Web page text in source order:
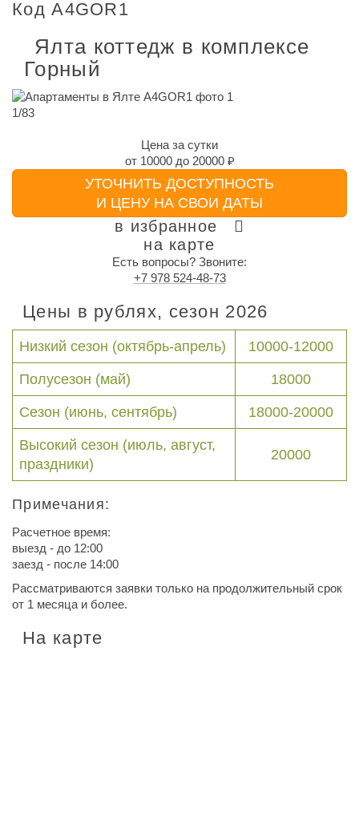
Код A4GOR1
Ялта коттедж в комплексе
Горный
1/83
Цена за сутки
от 10000до 20000 ₽
УТОЧНИТЬ ДОСТУПНОСТЬ
И ЦЕНУ НА СВОИ ДАТЫ
в избранное
на карте
Есть вопросы? Звоните:
+7 978 524-48-73
Цены в рублях, сезон 2026
Низкий сезон (октябрь-апрель) 10000-12000
Полусезон (май) 18000
Сезон (июнь, сентябрь) 18000-20000
Высокий сезон (июль, август,
праздники)
20000
Примечания:
Расчетное время:
выезд - до 12:00
заезд - после 14:00
Рассматриваются заявки только на продолжительный срок
от 1 месяца и более.
На карте